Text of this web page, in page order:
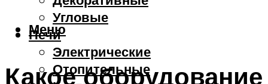
Угловые
Печи
Электрические
Отопительные
Меню
Какое оборудование